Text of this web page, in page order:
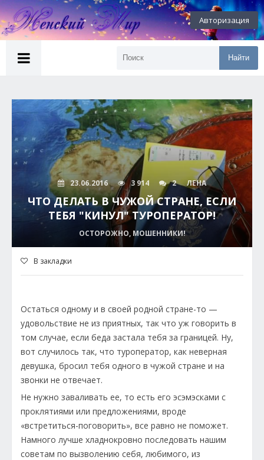
Авторизация
Найти
23.06.2016 3 914 2 ЛЕНА
ЧТО ДЕЛАТЬ В ЧУЖОЙ СТРАНЕ, ЕСЛИ
ТЕБЯ "КИНУЛ" ТУРОПЕРАТОР!
ОСТОРОЖНО, МОШЕННИКИ!
В закладки
Остаться одному и в своей родной стране-то —
удовольствие не из приятных, так что уж говорить в
том случае, если беда застала тебя за границей. Ну,
вот случилось так, что туроператор, как неверная
девушка, бросил тебя одного в чужой стране и на
звонки не отвечает.
Не нужно заваливать ее, то есть его эсэмэсками с
проклятиями или предложениями, вроде
«встретиться-поговорить», все равно не поможет.
Намного лучше хладнокровно последовать нашим
советам по вызволению себя, любимого, из